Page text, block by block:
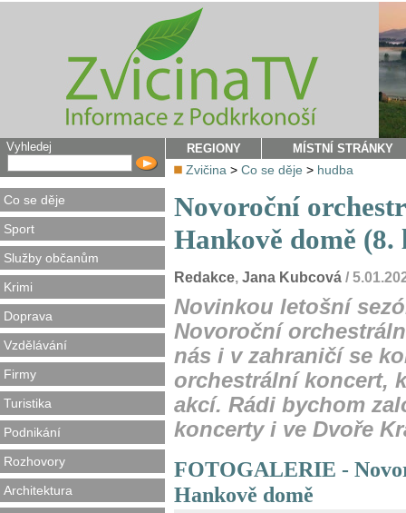
Vyhledej
Co se děje
Sport
Služby občanům
Krimi
Doprava
Vzdělávání
Firmy
Turistika
Podnikání
Rozhovory
Architektura
REGIONY MÍSTNÍ STRÁNKY
Zvičina > Co se děje > hudba
Novoroční
Hankově domě (8.
Redakce, Jana Kubcová /
Novinkou letošní
Novoroční
nás i v zahraničí se
orchestrální koncert,
akcí. Rádi bychom
koncerty i ve Dvoře
FOTOGALERIE -
Hankově domě